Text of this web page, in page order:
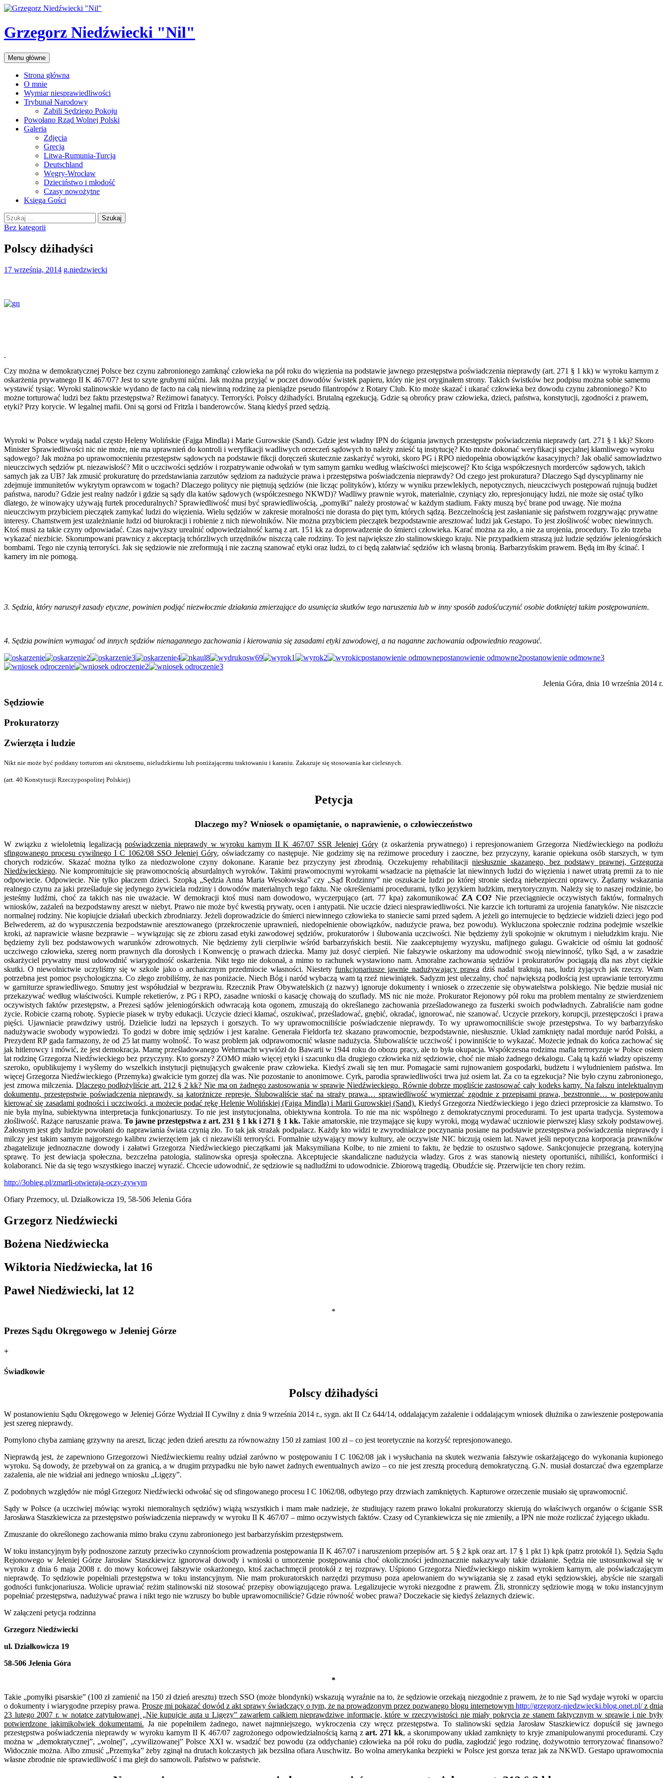
Przejdź
treści
Grzegorz Niedźwiecki "Nil"
Szukaj
Menu główne
Strona główna
O mnie
Wymiar niesprawiedliwości
Trybunał Narodowy
Zabili Sędziego Pokoju
Powołano Rząd Wolnej Polski
Galeria
Zdjęcia
Grecja
Litwa-Rumunia-Turcja
Deutschland
Węgry-Wrocław
Dzieciństwo i młodość
Czasy nowożytne
Księga Gości
Szukaj:
Bez kategorii
Polscy dżihadyści
17 września, 2014 g.niedzwiecki
Czy można w demokratycznej Polsce bez czynu zabronionego zamknąć człowieka na pół roku do więzienia na podstawie jawnego przestępstwa poświadczenia nieprawdy (art. 271 § 1 kk) w wyroku karnym z
oskarżenia prywatnego II K 467/07? Jest to szyte grubymi nićmi. Jak można przyjąć w poczet dowodów świstek papieru, który nie jest oryginałem strony. Takich świstków bez podpisu można sobie samemu
wystawić tysiąc. Wyroki stalinowskie wydano de facto na całą niewinną rodzinę za pieniądze pseudo filantropów z Rotary Club. Kto może skazać i ukarać człowieka bez dowodu czynu zabronionego? Kto
możne torturować ludzi bez faktu przestępstwa? Reżimowi fanatycy. Terroryści. Polscy dżihadyści. Brutalną egzekucją. Gdzie są obrońcy praw człowieka, dzieci, państwa, konstytucji, zgodności z prawem,
etyki? Przy korycie. W legalnej mafii. Oni są gorsi od Fritzla i banderowców. Staną kiedyś przed sędzią.
Wyroki w Polsce wydają nadal często Heleny Wolińskie (Fajga Mindla) i Marie Gurowskie (Sand). Gdzie jest władny IPN do ścigania jawnych przestępstw poświadczenia nieprawdy (art. 271 § 1 kk)? Skoro
Minister Sprawiedliwości nic nie może, nie ma uprawnień do kontroli i weryfikacji wadliwych orzeczeń sądowych to należy znieść tą instytucję? Kto może dokonać weryfikacji specjalnej kłamliwego wyroku
sądowego? Jak można po uprawomocnieniu przestępstw sądowych na podstawie fikcji doręczeń skutecznie zaskarżyć wyroki, skoro PG i RPO niedopełnia obowiązków kasacyjnych? Jak obalić samowładztwo
nieuczciwych sędziów pt. niezawisłość? Mit o uczciwości sędziów i rozpatrywanie odwołań w tym samym garnku według właściwości miejscowej? Kto ściga współczesnych morderców sądowych, takich
samych jak za UB? Jak zmusić prokuraturę do przedstawiania zarzutów sędziom za nadużycie prawa i przestępstwa poświadczenia nieprawdy? Od czego jest prokuratura? Dlaczego Sąd dyscyplinarny nie
zdejmuje immunitetów wykrytym oprawcom w togach? Dlaczego politycy nie piętnują sędziów (nie licząc polityków), którzy w wyniku przewlekłych, nepotycznych, nieuczciwych postępowań rujnują budżet
państwa, narodu? Gdzie jest realny nadzór i gdzie są sądy dla katów sądowych (współczesnego NKWD)? Wadliwy prawnie wyrok, materialnie, czyniący zło, represjonujący ludzi, nie może się ostać tylko
dlatego, że winowajcy używają furtek proceduralnych? Sprawiedliwość musi być sprawiedliwością, „pomyłki” należy prostować w każdym stadium. Fakty muszą być brane pod uwagę. Nie można
nieuczciwym przybiciem pieczątek zamykać ludzi do więzienia. Wielu sędziów w zakresie moralności nie dorasta do pięt tym, których sądzą. Bezczelnością jest zasłanianie się państwem rozgrywając prywatne
interesy. Chamstwem jest uzależnianie ludzi od biurokracji i robienie z nich niewolników. Nie można przybiciem pieczątek bezpodstawnie aresztować ludzi jak Gestapo. To jest złośliwość wobec niewinnych.
Ktoś musi za takie czyny odpowiadać. Czas najwyższy urealnić odpowiedzialność karną z art. 151 kk za doprowadzenie do śmierci człowieka. Karać można za zło, a nie za urojenia, procedury. To zło trzeba
wykazać niezbicie. Skorumpowani prawnicy z akceptacją tchórzliwych urzędników niszczą całe rodziny. To jest największe zło stalinowskiego kraju. Nie przypadkiem straszą już ludzie sędziów jeleniogórskich
bombami. Tego nie czynią terroryści. Jak się sędziowie nie zreformują i nie zaczną szanować etyki oraz ludzi, to ci będą załatwiać sędziów ich własną bronią. Barbarzyńskim prawem. Będą im łby ścinać. I
kamery im nie pomogą.
3. Sędzia, który naruszył zasady etyczne, powinien podjąć niezwłocznie działania zmierzające do usunięcia skutków tego naruszenia lub w inny sposób zadośćuczynić osobie dotkniętej takim postępowaniem.
4. Sędzia powinien wymagać od innych sędziów nienagannego zachowania i kierowania się zasadami etyki zawodowej, a na naganne zachowania odpowiednio reagować.
postanowienie odmownepostanowienie odmowne2postanowienie odmowne3
Jelenia Góra, dnia 10 września 2014 r.
Sędziowie
Prokuratorzy
Zwierzęta i ludzie
Nikt nie może być poddany torturom ani okrutnemu, nieludzkiemu lub poniżającemu traktowaniu i karaniu. Zakazuje się stosowania kar cielesnych.
(art. 40 Konstytucji Rzeczypospolitej Polskiej)
Petycja
Dlaczego my? Wniosek o opamiętanie, o naprawienie, o człowieczeństwo
W związku z wieloletnią legalizacjąpoświadczenia nieprawdy w wyroku karnym II K 467/07 SSR Jeleniej Góry (z oskarżenia prywatnego) i represjonowaniem Grzegorza Niedźwieckiego na podłożu
sfingowanego procesu cywilnego I C 1062/08 SSO Jeleniej Góry, oświadczamy co następuje. Nie godzimy się na reżimowe procedury i zaoczne, bez przyczyny, karanie opiekuna osób starszych, w tym
chorych rodziców. Skazać można tylko za niedozwolone czyny dokonane. Karanie bez przyczyny jest zbrodnią. Oczekujemy rehabilitacjiniesłusznie skazanego, bez podstawy prawnej, Grzegorza
Niedźwieckiego. Nie kompromitujcie się prawomocnością absurdalnych wyroków. Takimi prawomocnymi wyrokami wsadzacie na piętnaście lat niewinnych ludzi do więzienia i nawet utratą premii za to nie
odpowiecie. Odpowiecie. Nie tylko płaczem dzieci. Szopką „Sędzia Anna Maria Wesołowska” czy „Sąd Rodzinny” nie oszukacie ludzi po której stronie siedzą niebezpieczni oprawcy. Żądamy wskazania
realnego czynu za jaki prześladuje się jedynego żywiciela rodziny i dowodów materialnych tego faktu. Nie określeniami procedurami, tylko językiem ludzkim, merytorycznym. Należy się to naszej rodzinie, bo
jesteśmy ludźmi, choć za takich nas nie uważacie. W demokracji ktoś musi nam dowodowo, wyczerpująco (art. 77 kpa) zakomunikować ZA CO? Nie przeciągniecie oczywistych faktów, formalnych
wniosków, zażaleń na bezpodstawny areszt w niebyt. Prawo nie może być kwestią prywaty, ocen i antypatii. Nie uczcie dzieci niesprawiedliwości. Nie karzcie ich torturami za urojenia fanatyków. Nie niszczcie
normalnej rodziny. Nie kopiujcie działań ubeckich zbrodniarzy. Jeżeli doprowadzicie do śmierci niewinnego człowieka to staniecie sami przed sądem. A jeżeli go internujecie to będziecie widzieli dzieci jego pod
Belwederem, aż do wypuszczenia bezpodstawnie aresztowanego (przekroczenie uprawnień, niedopełnienie obowiązków, nadużycie prawa, bez powodu). Wykluczona społecznie rodzina podejmie wszelkie
kroki, aż naprawicie własne bezprawie – wywiązując się ze zbioru zasad etyki zawodowej sędziów, prokuratorów i ślubowania uczciwości. Nie będziemy żyli spokojnie w okrutnym i nieludzkim kraju. Nie
będziemy żyli bez podstawowych warunków zdrowotnych. Nie będziemy żyli cierpliwie wśród barbarzyńskich bestii. Nie zaakceptujemy wyzysku, mafijnego gułagu. Gwałcicie od ośmiu lat godność
uczciwego człowieka, szereg norm prawnych dla dorosłych i Konwencję o prawach dziecka. Mamy już dosyć cierpień. Nie fałszywie oskarżony ma udowodnić swoją niewinność, tylko Sąd, a w zasadzie
oskarżyciel prywatny musi udowodnić wiarygodność oskarżenia. Nikt tego nie dokonał, a mimo to rachunek wystawiono nam. Amoralne zachowania sędziów i prokuratorów pociągają dla nas zbyt ciężkie
skutki. O niewolnictwie uczyliśmy się w szkole jako o archaicznym przedmiocie własności. Niestetyfunkcjonariusze jawnie nadużywający prawa dziś nadal traktują nas, ludzi żyjących jak rzeczy. Wam
potrzebna jest pomoc psychologiczna. Co złego zrobiliśmy, że nas poniżacie. Niech Bóg i naród wybaczą wam tą rzeź niewiniątek. Sadyzm jest uleczalny, choć największą podłością jest uprawianie terroryzmu
w garniturze sprawiedliwego. Smutny jest współudział w bezprawiu. Rzecznik Praw Obywatelskich (z nazwy) ignoruje dokumenty i wniosek o zrzeczenie się obywatelstwa polskiego. Nie będzie musiał nic
przekazywać według właściwości. Kumple reketierów, z PG i RPO, zasadne wnioski o kasację chowają do szuflady. MS nic nie może. Prokurator Rejonowy pół roku ma problem mentalny ze stwierdzeniem
oczywistych faktów przestępstw, a Prezesi sądów jeleniogórskich odwracają kota ogonem, zmuszają do określanego zachowania prześladowanego za fuszerki swoich podwładnych. Zabraliście nam godne
życie. Robicie czarną robotę. Sypiecie piasek w tryby edukacji. Uczycie dzieci kłamać, oszukiwać, prześladować, gnębić, okradać, ignorować, nie szanować. Uczycie przekory, korupcji, przestępczości i prawa
pięści. Ujawniacie prawdziwy ustrój. Dzielicie ludzi na lepszych i gorszych. To wy uprawomocniliście poświadczenie nieprawdy. To wy uprawomocniliście swoje przestępstwa. To wy barbarzyńsko
nadużywacie swobody wypowiedzi. To godzi w dobre imię sędziów i jest karalne. Generała Fieldorfa też skazano prawomocnie, bezpodstawnie, niesłusznie. Układ zamknięty nadal morduje naród Polski, a
Prezydent RP gada farmazony, że od 25 lat mamy wolność. To wasz problem jak odprawomocnić własne nadużycia. Ślubowaliście uczciwość i powinniście to wykazać. Możecie jednak do końca zachować się
jak hitlerowcy i mówić, że jest demokracja. Mamę prześladowanego Wehrmacht wywiózł do Bawarii w 1944 roku do obozu pracy, ale to była okupacja. Współczesna rodzima mafia terroryzuje w Polsce osiem
lat rodzinę Grzegorza Niedźwieckiego bez przyczyny. Kto gorszy? ZOMO miało więcej etyki i szacunku dla drugiego człowieka niż sędziowie, choć nie miało żadnego dekalogu. Całą tą kaźń władzy opiszemy
szeroko, opublikujemy i wyślemy do wszelkich instytucji piętnujących gwałcenie praw człowieka. Kiedyś zwali się ten mur. Pomagacie sami rujnowaniem gospodarki, budżetu i wyludnieniem państwa. Im
więcej Grzegorza Niedźwieckiego (Przemyka) gwałcicie tym gorzej dla was. Nie pozostanie to anonimowe. Cyrk, parodia sprawiedliwości trwa już osiem lat. Za co ta egzekucja? Nie było czynu zabronionego,
jest zmowa milczenia. Dlaczego podłożyliście art. 212 § 2 kk? Nie ma on żadnego zastosowania w sprawie Niedźwieckiego. Równie dobrze mogliście zastosować cały kodeks karny. Na fałszu intelektualnym
dokumentu, przestępstwie poświadczenia nieprawdy, są katorżnicze represje. Ślubowaliście stać na straży prawa… sprawiedliwość wymierzać zgodnie z przepisami prawa, bezstronnie… w postępowaniu
kierować się zasadami godności i uczciwości, a możecie podać rękę Helenie Wolińskiej (Fajga Mindla) i Marii Gurowskiej (Sand). Kiedyś Grzegorza Niedźwieckiego i jego dzieci przeprosicie za kłamstwo. To
nie była mylna, subiektywna interpretacja funkcjonariuszy. To nie jest instytucjonalna, obiektywna kontrola. To nie ma nic wspólnego z demokratycznymi procedurami. To jest uparta tradycja. Systemowa
złośliwość. Rażące naruszanie prawa.To jawne przestępstwa z art. 231 § 1 kk i 271 § 1 kk.Takie amatorskie, nie trzymające się kupy wyroki, mogą wydawać uczniowie pierwszej klasy szkoły podstawowej.
Żałosnym jest gdy ludzie powołani do naprawiania świata czynią zło. To tak jak strażak podpalacz. Każdy kto widzi te zwyrodnialcze poczynania posiane na podstawie przestępstwa poświadczenia nieprawdy i
milczy jest takim samym najgorszego kalibru zwierzęciem jak ci niezawiśli terroryści. Formalnie używający mowy kultury, ale oczywiste NIC biczują osiem lat. Nawet jeśli nepotyczna korporacja prawników
zbagatelizuje jednoznaczne dowody i załatwi Grzegorza Niedźwieckiego pieczątkami jak Maksymiliana Kolbe, to nie zmieni to faktu, że będzie to oszustwo sądowe. Sankcjonujecie przegraną, koteryjną
sprawę. To jest dewiacja społeczna, bezczelna patologia, stalinowska opresja społeczna. Akceptujecie skandaliczne nadużycia władzy. Gros z was stanowią niestety oportuniści, nihiliści, konformiści i
kolaboranci. Nie da się tego wszystkiego inaczej wyrazić. Chcecie udowodnić, że sędziowie są nadludźmi to udowodnicie. Zbiorową tragedią. Obudźcie się. Przerwijcie ten chory reżim.
http://3obieg.pl/zmarli-otwieraja-oczy-zywym
Ofiary Przemocy, ul. Działkowicza 19, 58-506 Jelenia Góra
Grzegorz Niedźwiecki
Bożena Niedźwiecka
Wiktoria Niedźwiecka, lat 16
Paweł Niedźwiecki, lat 12
*
Prezes Sądu Okręgowego w Jeleniej Górze
+
Świadkowie
Polscy dżihadyści
W postanowieniu Sądu Okręgowego w Jeleniej Górze Wydział II Cywilny z dnia 9 września 2014 r., sygn. akt II Cz 644/14, oddalającym zażalenie i oddalającym wniosek dłużnika o zawieszenie postępowania
jest szereg nieprawdy.
Pomylono chyba zamianę grzywny na areszt, licząc jeden dzień aresztu za równoważny 150 zł zamiast 100 zł – co jest teoretycznie na korzyść represjonowanego.
Nieprawdą jest, że zapewniono Grzegorzowi Niedźwieckiemu realny udział zarówno w postępowaniu I C 1062/08 jak i wysłuchania na skutek wezwania fałszywie oskarżającego do wykonania kupionego
wyroku. Są dowody, że przebywał on za granicą, a w drugim przypadku nie było nawet żadnych ewentualnych awizo – co nie jest zresztą procedurą demokratyczną. G.N. musiał dostarczać dwa egzemplarze
zażalenia, ale nie widział ani jednego wniosku „Ligęzy”.
Z podobnych względów nie mógł Grzegorz Niedźwiecki odwołać się od sfingowanego procesu I C 1062/08, odbytego przy drzwiach zamkniętych. Kapturowe orzeczenie musiało się uprawomocnić.
Sądy w Polsce (a uczciwiej mówiąc wyroki niemoralnych sędziów) wiążą wszystkich i mam małe nadzieje, że studiujący razem prawo lokalni prokuratorzy skierują do właściwych organów o ściganie SSR
Jarosława Staszkiewicza za przestępstwo poświadczenia nieprawdy w wyroku II K 467/07 – mimo oczywistych faktów. Czasy od Cyrankiewicza się nie zmieniły, a IPN nie może rozliczać żyjącego układu.
Zmuszanie do określonego zachowania mimo braku czynu zabronionego jest barbarzyńskim przestępstwem.
W toku instancyjnym były podnoszone zarzuty przeciwko czynnościom prowadzenia postępowania II K 467/07 i naruszeniom przepisów art. 5 § 2 kpk oraz art. 17 § 1 pkt 1) kpk (patrz protokół 1). Sędzia Sądu
Rejonowego w Jeleniej Górze Jarosław Staszkiewicz ignorował dowody i wnioski o umorzenie postępowania choć okoliczności jednoznacznie nakazywały takie działanie. Sędzia nie ustosunkował się w
wyroku z dnia 6 maja 2008 r. do mowy końcowej fałszywie oskarżonego, ktoś zachachmęcił protokół z tej rozprawy. Uśpiono Grzegorza Niedźwieckiego niskim wyrokiem karnym, ale poświadczającym
nieprawdę. To sędziowie popełniali przestępstwa w toku instancyjnym. Nie mam prokuratorskich narzędzi przymusu poza apelowaniem do wywiązania się z zasad etyki sędziowskiej, abyście nie szargali
godności funkcjonariusza. Wolicie uprawiać reżim stalinowski niż stosować przepisy obowiązującego prawa. Legalizujecie wyroki niezgodne z prawem. Źli, stronniczy sędziowie mogą w toku instancyjnym
popełniać przestępstwa, nadużywać prawa i nikt tego nie wzruszy bo buble uprawomocniliście? Gdzie równość wobec prawa? Doczekacie się kiedyś żelaznych dziewic.
W załączeni petycja rodzinna
Grzegorz Niedźwiecki
ul. Działkowicza 19
58-506 Jelenia Góra
*
Takie „pomyłki pisarskie” (100 zł zamienić na 150 zł dzień aresztu) trzech SSO (może blondynki) wskazują wyraźnie na to, że sędziowie orzekają niezgodnie z prawem, że to nie Sąd wydaje wyroki w oparciu
o dokumenty i wiarygodne przepisy prawa. Proszę mi pokazać dowód z akt sprawy świadczący o tym, że na prowadzonym przez pozwanego blogu internetowym http://grzegorz-niedzwiecki.blog.onet.pl/z dnia
23 lutego 2007 r. w notatce zatytułowanej „Nie kupujcie auta u Ligęzy” zawarłem całkiem nieprawdziwe informacje, które w rzeczywistości nie miały pokrycia ze stanem faktycznym w sprawie i nie były
potwierdzone jakimikolwiek dokumentami. Ja nie popełniłem żadnego, nawet najmniejszego, wykroczenia czy wręcz przestępstwa. To stalinowski sędzia Jarosław Staszkiewicz dopuścił się jawnego
przestępstwa poświadczenia nieprawdy w wyroku karnym II K 467/07 zagrożonego odpowiedzialnością karną zart. 271 kk, a skorumpowany układ zamknięty to kryje zmanipulowanymi procedurami. Czy
można w „demokratycznej”, „wolnej”, „cywilizowanej” Polsce XXI w. wsadzić bez powodu (za oddychanie) człowieka na pół roku do pudła, zagłodzić jego rodzinę, dożywotnio terroryzować finansowo?
Widocznie można. Albo zmusić „Przemyka” żeby zginął na drutach kolczastych jak bezsilna ofiara Auschwitz. Bo wolna amerykanka bezpieki w Polsce jest gorsza teraz jak za NKWD. Gestapo uprawomocnia
własne zbrodnie nie sprawiedliwość i ma glejt do samowoli. Państwo w państwie.